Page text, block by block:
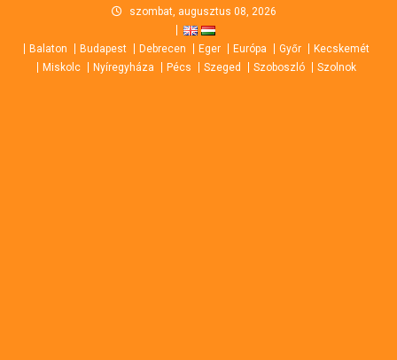
content
szombat, augusztus 08, 2026
Balaton Budapest Debrecen Eger Európa Győr
Kecskemét
Miskolc
Nyíregyháza Pécs Szeged Szoboszló Szolnok